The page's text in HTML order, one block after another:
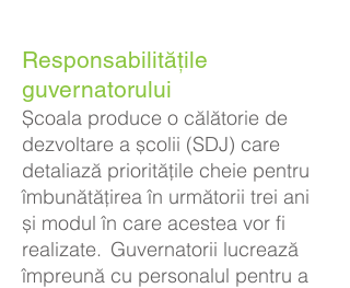
Responsabilitățile
guvernatorului
Școala produce o călătorie de
dezvoltare a școlii (SDJ) care
detaliază prioritățile cheie pentru
îmbunătățirea în următorii trei ani
și modul în care acestea vor fi
realizate. Guvernatorii lucrează
împreună cu personalul pentru a